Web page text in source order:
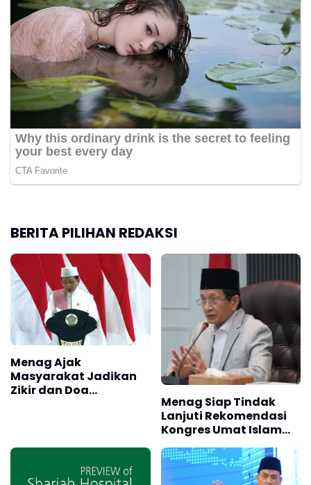
BERITA PILIHAN REDAKSI
Menag Ajak
Masyarakat Jadikan
Zikir dan Doa
Menag Siap Tindak
Lanjuti Rekomendasi
Kongres Umat Islam
VIII